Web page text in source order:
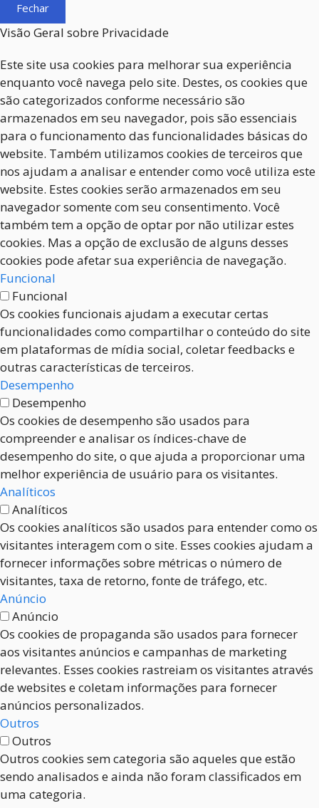
Fechar
Visão Geral sobre Privacidade
Este site usa cookies para melhorar sua experiência
enquanto você navega pelo site. Destes, os cookies que
são categorizados conforme necessário são
armazenados em seu navegador, pois são essenciais
para o funcionamento das funcionalidades básicas do
website. Também utilizamos cookies de terceiros que
nos ajudam a analisar e entender como você utiliza este
website. Estes cookies serão armazenados em seu
navegador somente com seu consentimento. Você
também tem a opção de optar por não utilizar estes
cookies. Mas a opção de exclusão de alguns desses
cookies pode afetar sua experiência de navegação.
Funcional
Funcional
Os cookies funcionais ajudam a executar certas
funcionalidades como compartilhar o conteúdo do site
em plataformas de mídia social, coletar feedbacks e
outras características de terceiros.
Desempenho
Desempenho
Os cookies de desempenho são usados para
compreender e analisar os índices-chave de
desempenho do site, o que ajuda a proporcionar uma
melhor experiência de usuário para os visitantes.
Analíticos
Analíticos
Os cookies analíticos são usados para entender como os
visitantes interagem com o site. Esses cookies ajudam a
fornecer informações sobre métricas o número de
visitantes, taxa de retorno, fonte de tráfego, etc.
Anúncio
Anúncio
Os cookies de propaganda são usados para fornecer
aos visitantes anúncios e campanhas de marketing
relevantes. Esses cookies rastreiam os visitantes através
de websites e coletam informações para fornecer
anúncios personalizados.
Outros
Outros
Outros cookies sem categoria são aqueles que estão
sendo analisados e ainda não foram classificados em
uma categoria.